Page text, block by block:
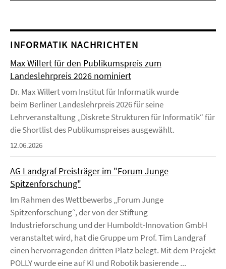
INFORMATIK NACHRICHTEN
Max Willert für den Publikumspreis zum
Landeslehrpreis 2026 nominiert
Dr. Max Willert vom Institut für Informatik wurde
beim Berliner Landeslehrpreis 2026 für seine
Lehrveranstaltung „Diskrete Strukturen für Informatik“ für
die Shortlist des Publikumspreises ausgewählt.
12.06.2026
AG Landgraf Preisträger im "Forum Junge
Spitzenforschung"
Im Rahmen des Wettbewerbs „Forum Junge
Spitzenforschung“, der von der Stiftung
Industrieforschung und der Humboldt-Innovation GmbH
veranstaltet wird, hat die Gruppe um Prof. Tim Landgraf
einen hervorragenden dritten Platz belegt. Mit dem Projekt
POLLY wurde eine auf KI und Robotik basierende ...